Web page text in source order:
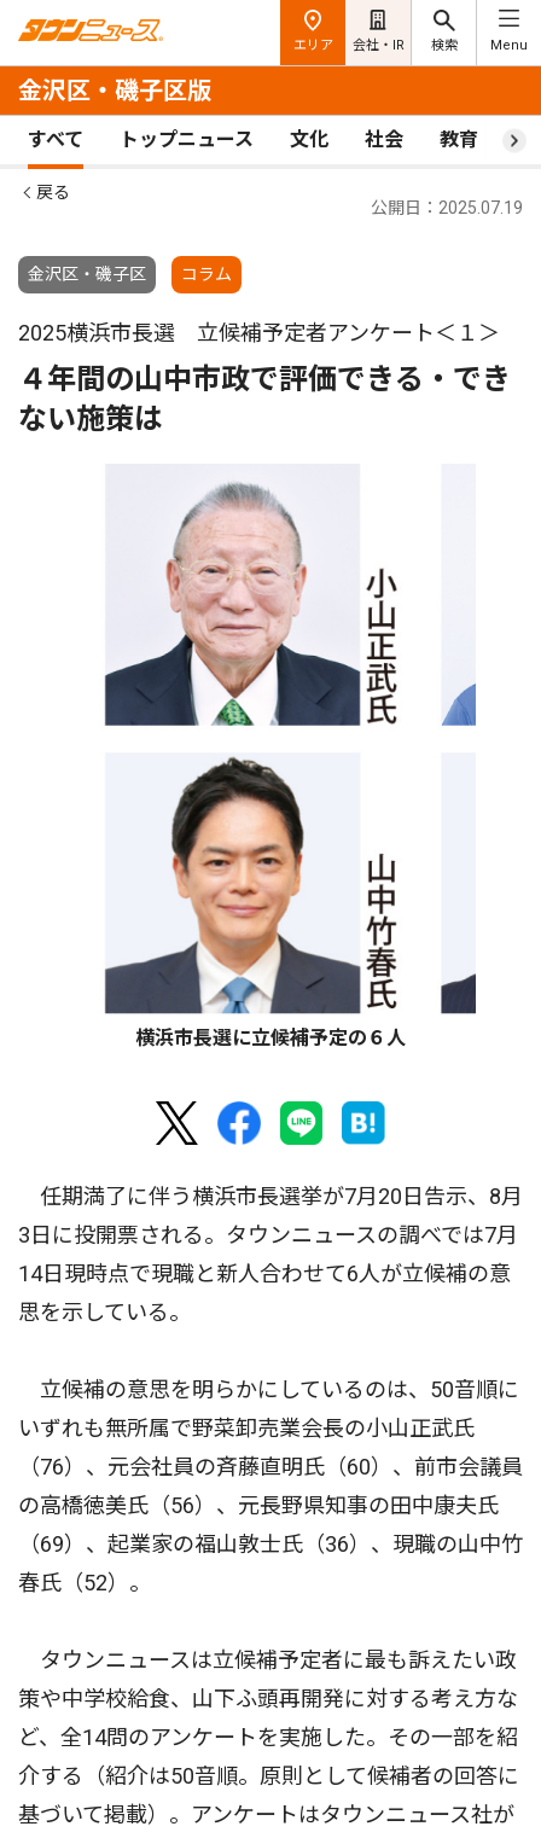
エリア 会社・IR 検索 Menu
金沢区・磯子区版
すべて トップニュース 文化 社会 教育 ス
戻る
金沢区・磯子区 コラム
公開日：2025.07.19
2025横浜市長選 立候補予定者アンケート＜１＞
４年間の山中市政で評価できる・でき
ない施策は
横浜市長選に立候補予定の６人
任期満了に伴う横浜市長選挙が7月20日告示、8月
3日に投開票される。タウンニュースの調べでは7月
14日現時点で現職と新人合わせて6人が立候補の意
思を示している。
立候補の意思を明らかにしているのは、50音順に
いずれも無所属で野菜卸売業会長の小山正武氏
（76）、元会社員の斉藤直明氏（60）、前市会議員
の高橋徳美氏（56）、元長野県知事の田中康夫氏
（69）、起業家の福山敦士氏（36）、現職の山中竹
春氏（52）。
タウンニュースは立候補予定者に最も訴えたい政
策や中学校給食、山下ふ頭再開発に対する考え方な
ど、全14問のアンケートを実施した。その一部を紹
介する（紹介は50音順。原則として候補者の回答に
基づいて掲載）。アンケートはタウンニュース社が